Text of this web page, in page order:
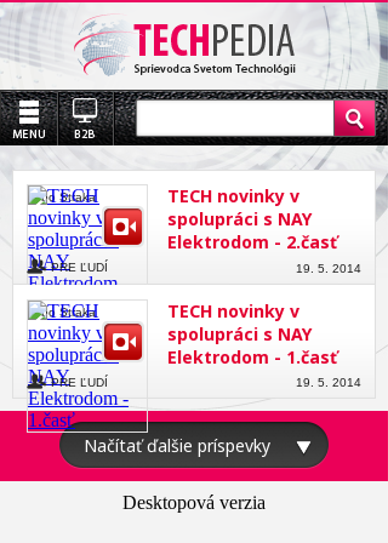
TECH novinky v
spolupráci s NAY
Elektrodom - 2.časť
Ľubo Straka
19. 5. 2014
PRE ĽUDÍ
TECH novinky v
spolupráci s NAY
Elektrodom - 1.časť
Ľubo Straka
19. 5. 2014
PRE ĽUDÍ
Načítať ďalšie príspevky
Desktopová verzia